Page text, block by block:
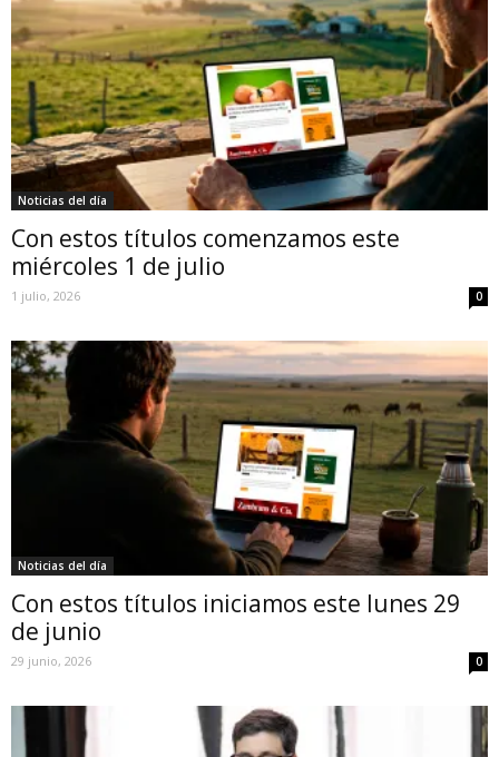
Noticias del día
Con estos títulos comenzamos este
miércoles 1 de julio
1 julio, 2026 0
Noticias del día
Con estos títulos iniciamos este lunes 29
de junio
29 junio, 2026 0